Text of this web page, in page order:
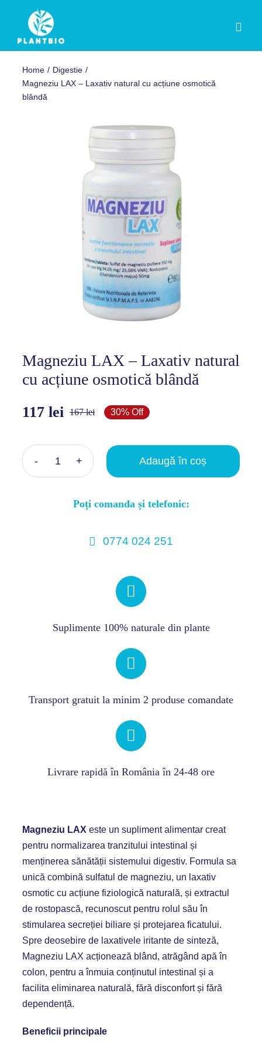
content
OFERTE
DIETĂ & PRODUSE DE SLĂBIT
Home
Digestie
Magneziu LAX – Laxativ natural cu acțiune osmotică
blândă
Magneziu LAX – Laxativ natural
cu acțiune osmotică blândă
167leiPrețul
a
fost:
117 lei
Prețul
este:
117 lei.
30% Off
Cantitate
LAX
Laxativ
blândă
Adaugă în coș
Poți comanda și telefonic:
0774 024 251
Suplimente 100% naturale din plante
Transport gratuit la minim 2 produse comandate
Livrare rapidă în România în 24-48 ore
Magneziu LAX este un supliment alimentar creat
pentru normalizarea tranzitului intestinal și
menținerea sănătății sistemului digestiv. Formula sa
unică combină sulfatul de magneziu, un laxativ
osmotic cu acțiune fiziologică naturală, și extractul
de rostopască, recunoscut pentru rolul său în
stimularea secreției biliare și protejarea ficatului.
Spre deosebire de laxativele iritante de sinteză,
Magneziu LAX acționează blând, atrăgând apă în
colon, pentru a înmuia conținutul intestinal și a
facilita eliminarea naturală, fără disconfort și fără
dependență.
Beneficii principale